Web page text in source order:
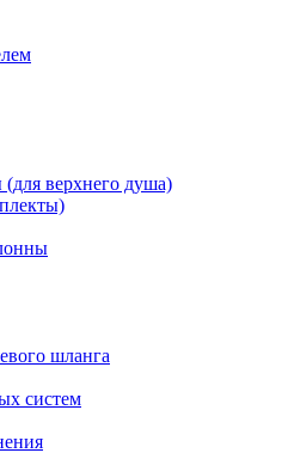
верхнего душа)
шланга
систем